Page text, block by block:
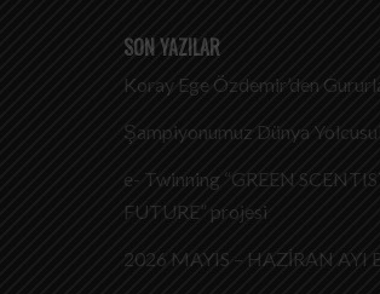
SON YAZILAR
Koray Ege Özdemir’den
Şampiyonumuz Dünya Yolcusu!
e- Twinning “GREEN
FUTURE” projesi
2026 MAYIS – HAZİRAN AYI